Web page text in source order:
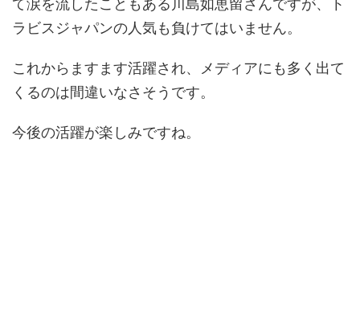
て涙を流したこともある川島如恵留さんですが、ト
ラビスジャパンの人気も負けてはいません。
これからますます活躍され、メディアにも多く出て
くるのは間違いなさそうです。
今後の活躍が楽しみですね。